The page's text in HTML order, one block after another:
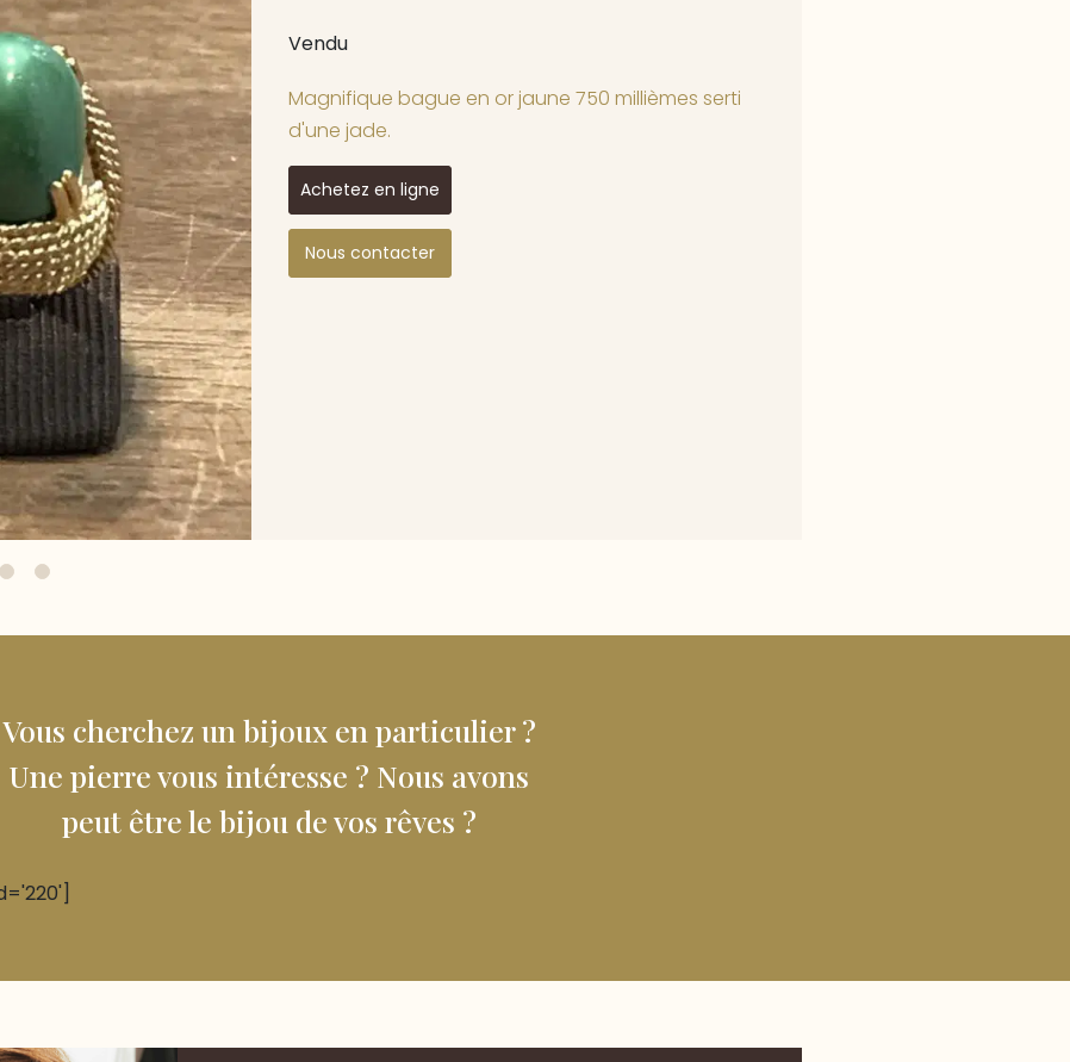
Vendu
Magnifique bague en or jaune 750 millièmes serti
d'une jade.
Achetez en ligne
Nous contacter
Vous cherchez un bijoux en particulier ?
Une pierre vous intéresse ? Nous avons
peut être le bijou de vos rêves ?